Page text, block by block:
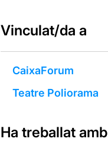
Vinculat/da a
CaixaForum
Teatre Poliorama
Ha treballat amb